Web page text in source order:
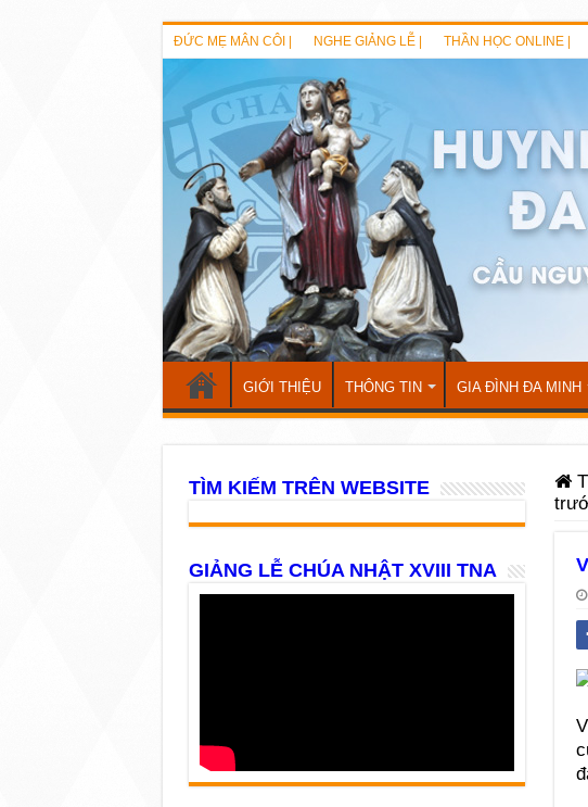
ĐỨC MẸ MÂN CÔI | NGHE GIẢNG LỄ | THẦN HỌC ONLINE |
GIỚI THIỆU THÔNG TIN GIA ĐÌNH ĐA MINH
TÌM KIẾM TRÊN WEBSITE
GIẢNG LỄ CHÚA NHẬT XVIII TNA